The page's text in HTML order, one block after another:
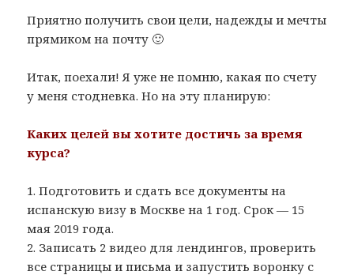
Приятно получить свои цели, надежды и мечты
прямиком на почту 🙂
Итак, поехали! Я уже не помню, какая по счету
у меня стодневка. Но на эту планирую:
Каких целей вы хотите достичь за время
курса?
1. Подготовить и сдать все документы на
испанскую визу в Москве на 1 год. Срок — 15
мая 2019 года.
2. Записать 2 видео для лендингов, проверить
все страницы и письма и запустить воронку с